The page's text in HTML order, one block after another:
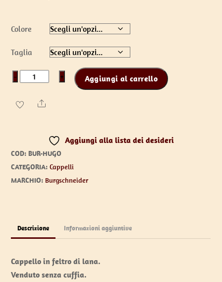
Colore
Taglia
−
Cappello
quantità
+ Aggiungi al carrello
Share
Aggiungi alla lista dei desideri
COD: BUR-HUGO
CATEGORIA:Cappelli
MARCHIO: Burgschneider
Descrizione Informazioni aggiuntive
Cappello in feltro di lana.
Venduto senza cuffia.